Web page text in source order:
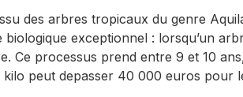
des arbres tropicaux du genre
exceptionnel : lorsqu’un
Ce processus prend entre 9 et 10
peut depasser 40 000 euros pour